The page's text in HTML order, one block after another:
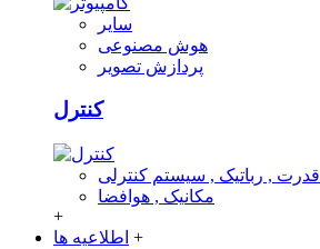
سایر
هوش مصنوعی
پردازش تصویر
کنترل
قدرت , رباتیک , سیستم کنترلی
مکانیک , هوافضا
+
اطلاعیه ها +